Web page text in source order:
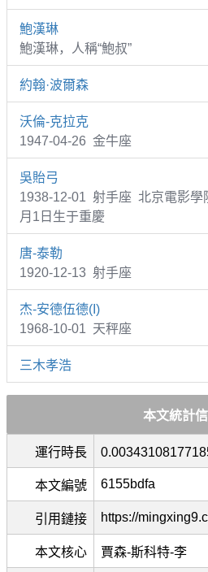
鮑漢琳
鮑漢琳，人稱“鮑叔”
約翰·波爾森
沃倫-克拉克
1947-04-26 金牛座
吳貽弓
1938-12-01 射手座 北京電影學
月1日生于重慶
唐-泰勒
1920-12-13 射手座
杰-安德伍德(I)
1968-10-01 天秤座
三木孝浩
本文統計
運行時長
本文編號 6155bdfa
引用鏈接 https://
本文核心 賈森-斯科特-李